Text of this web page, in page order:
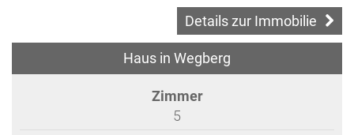
Details zur Immobilie
Haus in Wegberg
Zimmer
5